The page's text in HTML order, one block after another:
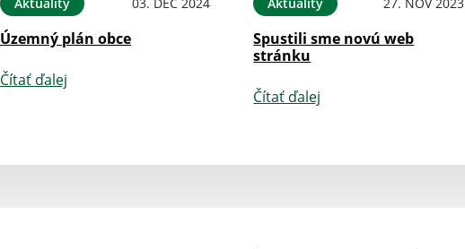
Územný plán obce
Čítať ďalej
Spustili sme novú web
stránku
Čítať ďalej